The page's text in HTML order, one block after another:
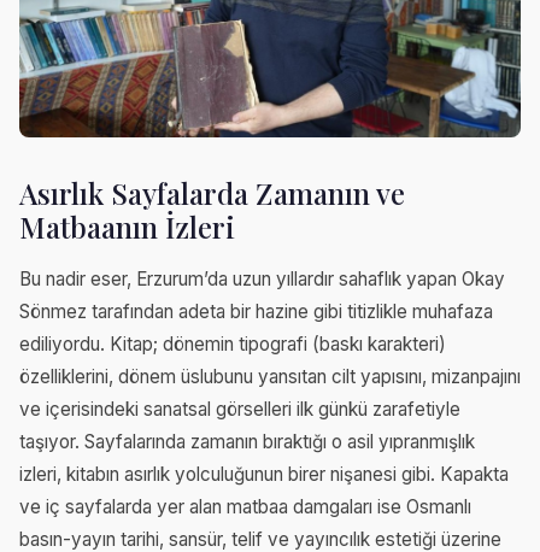
Asırlık Sayfalarda Zamanın ve
Matbaanın İzleri
Bu nadir eser, Erzurum’da uzun yıllardır sahaflık yapan Okay
Sönmez tarafından adeta bir hazine gibi titizlikle muhafaza
ediliyordu. Kitap; dönemin tipografi (baskı karakteri)
özelliklerini, dönem üslubunu yansıtan cilt yapısını, mizanpajını
ve içerisindeki sanatsal görselleri ilk günkü zarafetiyle
taşıyor. Sayfalarında zamanın bıraktığı o asil yıpranmışlık
izleri, kitabın asırlık yolculuğunun birer nişanesi gibi. Kapakta
ve iç sayfalarda yer alan matbaa damgaları ise Osmanlı
basın-yayın tarihi, sansür, telif ve yayıncılık estetiği üzerine